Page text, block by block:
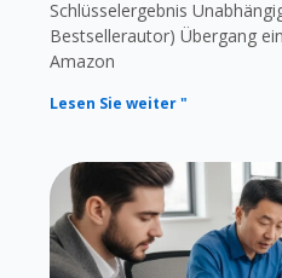
Schlüsselergebnis
Bestsellerautor) Übergang
Amazon
Lesen Sie weiter "